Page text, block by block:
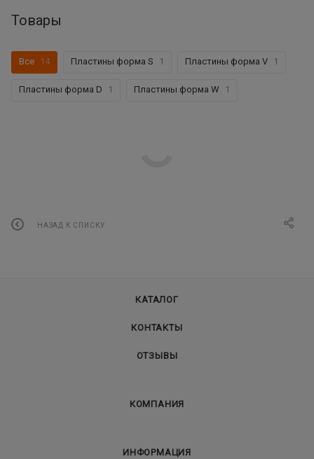
Товары
Все 14 Пластины форма S 1 Пластины форма V 1
Пластины форма D 1 Пластины форма W 1
НАЗАД К СПИСКУ
КАТАЛОГ
КОНТАКТЫ
ОТЗЫВЫ
КОМПАНИЯ
ИНФОРМАЦИЯ